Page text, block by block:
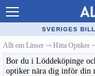
Allt om Linser
Billiga kontaktlinser
Köpa linser på nätet
SVERIGES
Allt om Linser ⤏ Hitta Optiker
Bor du i Löddeköpinge
optiker nära dig inför din